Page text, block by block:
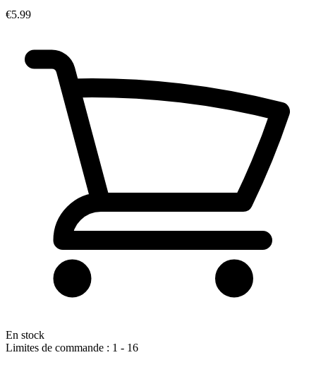
€5.99
En stock
Limites de commande : 1 - 16